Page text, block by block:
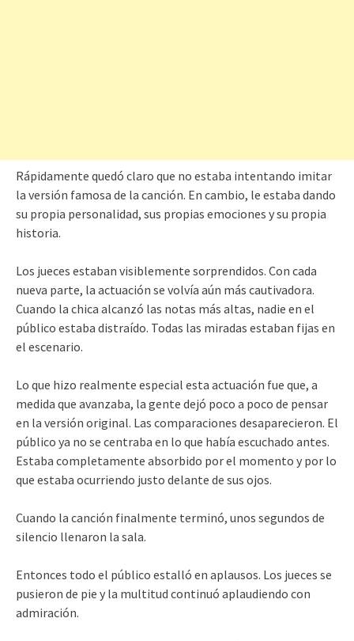
Rápidamente quedó claro que no estaba intentando imitar
la versión famosa de la canción. En cambio, le estaba dando
su propia personalidad, sus propias emociones y su propia
historia.
Los jueces estaban visiblemente sorprendidos. Con cada
nueva parte, la actuación se volvía aún más cautivadora.
Cuando la chica alcanzó las notas más altas, nadie en el
público estaba distraído. Todas las miradas estaban fijas en
el escenario.
Lo que hizo realmente especial esta actuación fue que, a
medida que avanzaba, la gente dejó poco a poco de pensar
en la versión original. Las comparaciones desaparecieron. El
público ya no se centraba en lo que había escuchado antes.
Estaba completamente absorbido por el momento y por lo
que estaba ocurriendo justo delante de sus ojos.
Cuando la canción finalmente terminó, unos segundos de
silencio llenaron la sala.
Entonces todo el público estalló en aplausos. Los jueces se
pusieron de pie y la multitud continuó aplaudiendo con
admiración.